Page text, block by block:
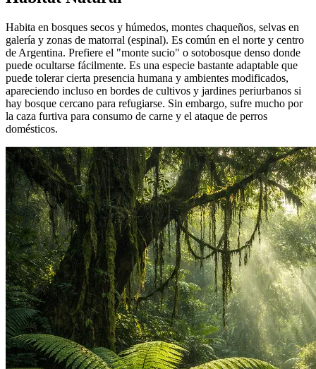
Habita en bosques secos y húmedos, montes chaqueños, selvas en
galería y zonas de matorral (espinal). Es común en el norte y centro
de Argentina. Prefiere el "monte sucio" o sotobosque denso donde
puede ocultarse fácilmente. Es una especie bastante adaptable que
puede tolerar cierta presencia humana y ambientes modificados,
apareciendo incluso en bordes de cultivos y jardines periurbanos si
hay bosque cercano para refugiarse. Sin embargo, sufre mucho por
la caza furtiva para consumo de carne y el ataque de perros
domésticos.